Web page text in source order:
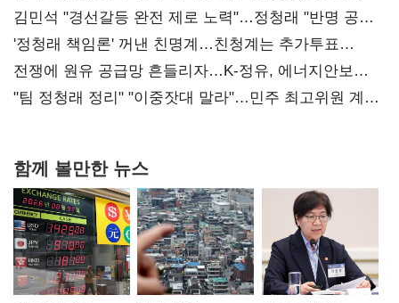
김민석 "경선갈등 완전 제로 노력"…정청래 "반명 공세
사과부터"
'정청래 책임론' 꺼낸 친명계…친청계는 추가투표
때리기
전쟁에 원유 공급망 흔들리자…K-정유, 에너지안보
핵심으로 재부상
"팀 정청래 정리" "이중잣대 말라"…민주 최고위원 계파
함께 볼만한 뉴스